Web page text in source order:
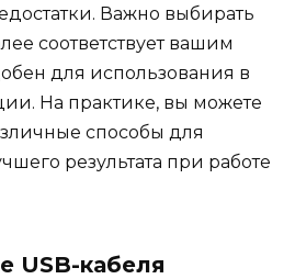
Важно выбирать
соответствует вашим
для использования в
На практике, вы можете
способы для
результата при работе
USB-кабеля